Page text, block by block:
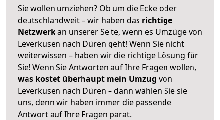
Sie wollen umziehen? Ob um die Ecke oder
deutschlandweit – wir haben das richtige
Netzwerkan unserer Seite, wenn es Umzüge von
Leverkusen nach Düren geht! Wenn Sie nicht
weiterwissen – haben wir die richtige Lösung für
Sie! Wenn Sie Antworten auf Ihre Fragen wollen,
was kostet überhaupt mein Umzug von
Leverkusen nach Düren – dann wählen Sie sie
uns, denn wir haben immer die passende
Antwort auf Ihre Fragen parat.